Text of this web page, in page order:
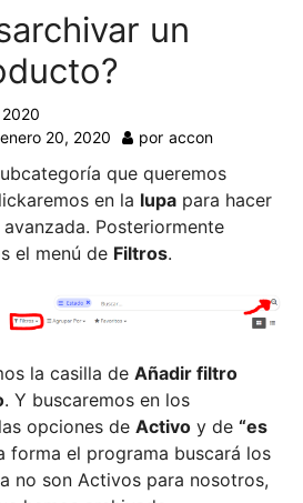
un
enero 20, 2020 por accon
que queremos
en la lupa para hacer
Posteriormente
el menú de Filtros.
la casilla de Añadir filtro
. Y buscaremos en los
opciones de Activo y de “es
forma el programa buscará los
no son Activos para nosotros,